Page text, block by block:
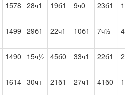
1578 28ч1 19б1 9ч0 23б1
1499 29б1 22ч1 10б1 7ч½
1490 15ч½ 45б0 33ч1 22б1
1614 30ч+ 21б1 27ч1 41б0